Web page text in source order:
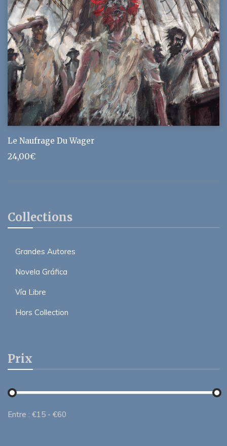
Collections
Grandes Autores
Novela Gráfica
Vía Libre
Hors Collection
Prix
Entre : €15 - €60
Le Naufrage Du Wager
24,00€